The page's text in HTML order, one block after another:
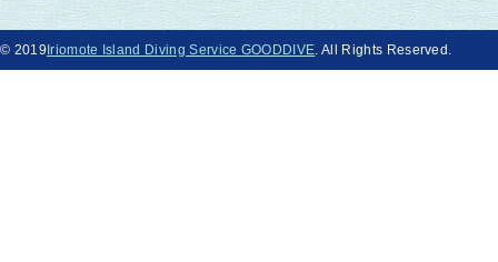
© 2019Iriomote Island Diving Service GOODDIVE . All Rights Reserved.